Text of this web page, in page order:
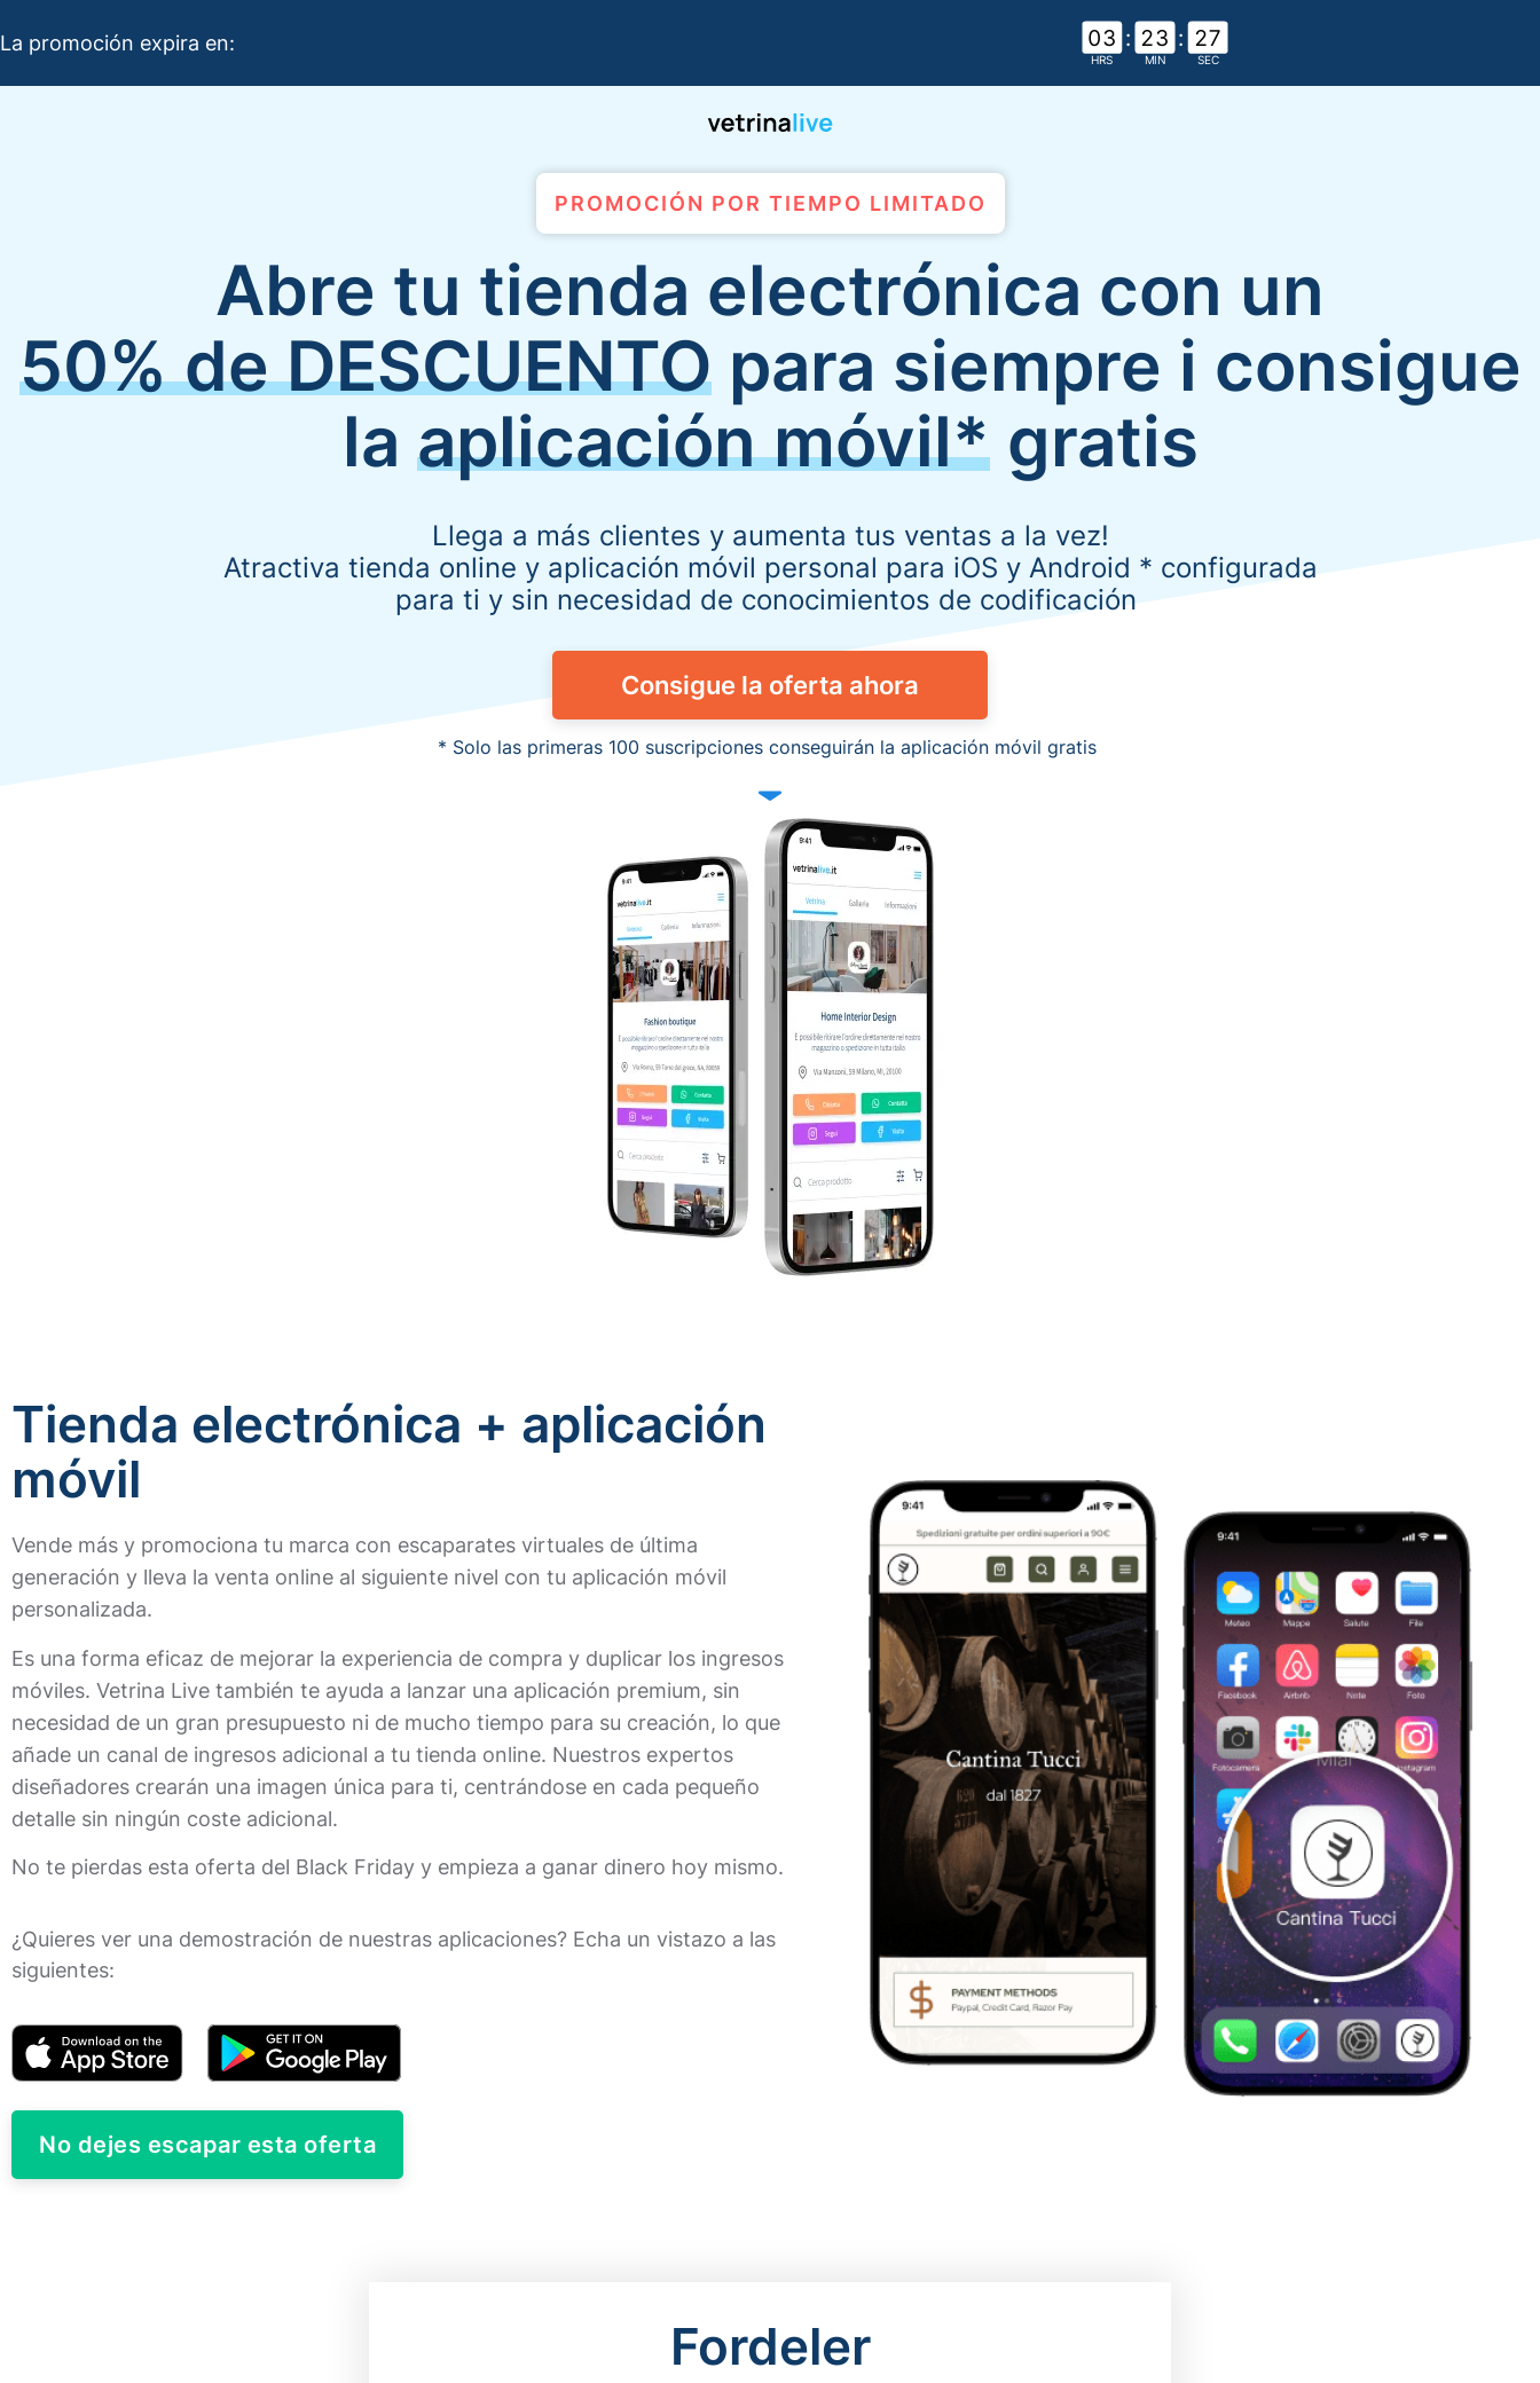
La promoción expira en: 03 : 23 : 25
PROMOCIÓN POR TIEMPO LIMITADO
Abre tu tienda electrónica con un
50% de DESCUENTOpara siempre i consigue
la aplicación móvil*gratis
Llega a más clientes y aumenta tus ventas a la vez!
Atractiva tienda online y aplicación móvil personal para iOS y Android * configurada
para ti y sin necesidad de conocimientos de codificación ​
Consigue la oferta ahora
* Solo las primeras 100 suscripciones conseguirán la aplicación móvil gratis ​
Tienda electrónica + aplicación
móvil​
Vende más y promociona tu marca con escaparates virtuales de última
generación y lleva la venta online al siguiente nivel con tu aplicación móvil
personalizada.
Es una forma eficaz de mejorar la experiencia de compra y duplicar los ingresos
móviles. Vetrina Live también te ayuda a lanzar una aplicación premium, sin
necesidad de un gran presupuesto ni de mucho tiempo para su creación, lo que
añade un canal de ingresos adicional a tu tienda online. Nuestros expertos
diseñadores crearán una imagen única para ti, centrándose en cada pequeño
detalle sin ningún coste adicional.
No te pierdas esta oferta del Black Friday y empieza a ganar dinero hoy mismo.
¿Quieres ver una demostración de nuestras aplicaciones? Echa un vistazo a las
siguientes:
No dejes escapar esta oferta
Fordeler